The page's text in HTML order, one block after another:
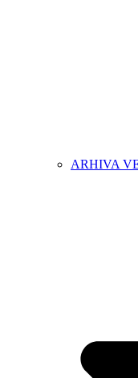
ARHIVA